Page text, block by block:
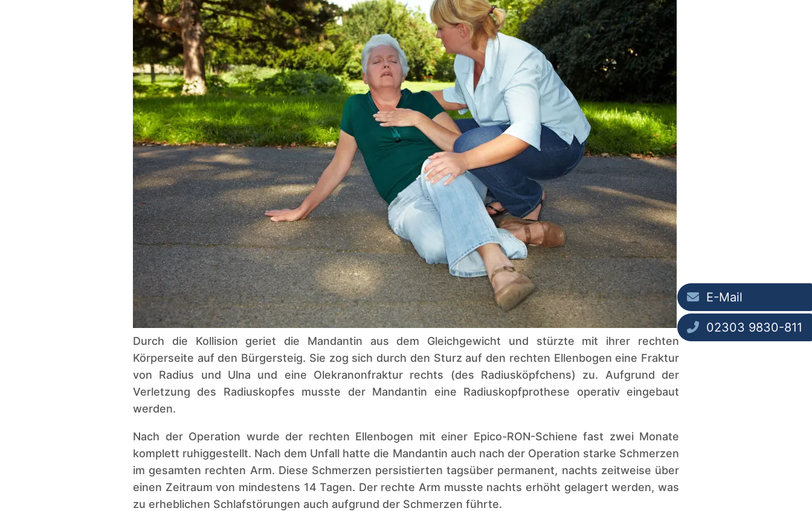
E-Mail
02303 9830-811
Durch die Kollision geriet die Mandantin aus dem Gleichgewicht und stürzte mit ihrer rechten
Körperseite auf den Bürgersteig. Sie zog sich durch den Sturz auf den rechten Ellenbogen eine Fraktur
von Radius und Ulna und eine Olekranonfraktur rechts (des Radiusköpfchens) zu. Aufgrund der
Verletzung des Radiuskopfes musste der Mandantin eine Radiuskopfprothese operativ eingebaut
werden.
Nach der Operation wurde der rechten Ellenbogen mit einer Epico-RON-Schiene fast zwei Monate
komplett ruhiggestellt. Nach dem Unfall hatte die Mandantin auch nach der Operation starke Schmerzen
im gesamten rechten Arm. Diese Schmerzen persistierten tagsüber permanent, nachts zeitweise über
einen Zeitraum von mindestens 14 Tagen. Der rechte Arm musste nachts erhöht gelagert werden, was
zu erheblichen Schlafstörungen auch aufgrund der Schmerzen führte.